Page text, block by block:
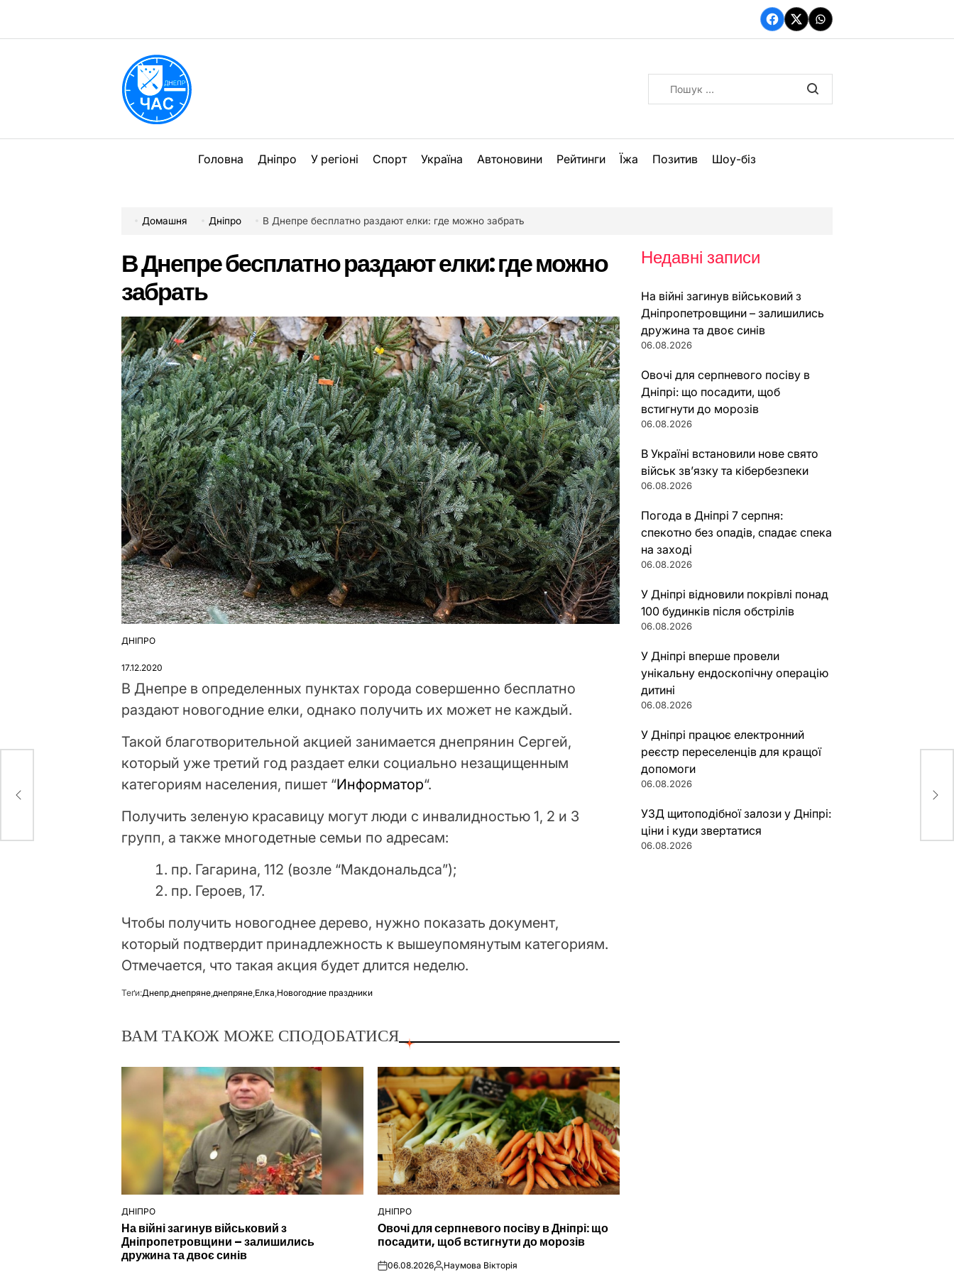
вмісту
Facebook
TwitterWhatsApp
Головна Дніпро У регіоні Спорт Україна Автоновини Рейтинги Їжа Позитив Шоу-біз
Домашня Дніпро В Днепре бесплатно раздают елки: где можно забрать
В Днепре бесплатно раздают елки: где можно
забрать
ОПУБЛІКУВАТИ
ДНІПРО
17.12.2020
В Днепре в определенных пунктах города совершенно бесплатно
раздают новогодние елки, однако получить их может не каждый.
Такой благотворительной акцией занимается днепрянин Сергей,
который уже третий год раздает елки социально незащищенным
категориям населения, пишет “Информатор“.
Получить зеленую красавицу могут люди с инвалидностью 1, 2 и 3
групп, а также многодетные семьи по адресам:
пр. Гагарина, 112 (возле “Макдональдса”);
пр. Героев, 17.
Чтобы получить новогоднее дерево, нужно показать документ,
который подтвердит принадлежность к вышеупомянутым категориям.
Отмечается, что такая акция будет длится неделю.
Теґи:Днепр,днепряне,днепряне,Елка,Новогодние праздники
ВАМ ТАКОЖ МОЖЕ СПОДОБАТИСЯ
ОПУБЛІКУВАТИ
У
ДНІПРО
На війні загинув військовий з
Дніпропетровщини – залишились
дружина та двоє синів
ОПУБЛІКУВАТИ
У
ДНІПРО
Овочі для серпневого посіву в Дніпрі: що
посадити, щоб встигнути до морозів
06.08.2026 Наумова Вікторія
в
Недавні записи
На війні загинув військовий з
Дніпропетровщини – залишились
дружина та двоє синів
06.08.2026
Овочі для серпневого посіву в
Дніпрі: що посадити, щоб
встигнути до морозів
06.08.2026
В Україні встановили нове свято
військ зв’язку та кібербезпеки
06.08.2026
Погода в Дніпрі 7 серпня:
спекотно без опадів, спадає спека
на заході
06.08.2026
У Дніпрі відновили покрівлі понад
100 будинків після обстрілів
06.08.2026
У Дніпрі вперше провели
унікальну ендоскопічну операцію
дитині
06.08.2026
У Дніпрі працює електронний
реєстр переселенців для кращої
допомоги
06.08.2026
УЗД щитоподібної залози у Дніпрі:
ціни і куди звертатися
06.08.2026